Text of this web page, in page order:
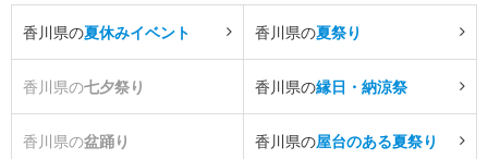
香川県の夏休みイベント 香川県の夏祭り
香川県の七夕祭り 香川県の縁日・納涼祭
香川県の盆踊り 香川県の屋台のある夏祭り